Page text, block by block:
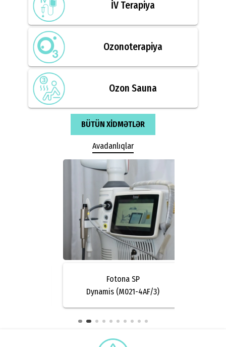
İV Terapiya
Ozonoterapiya
Ozon Sauna
BÜTÜN XIDMƏTLƏR
Avadanlıqlar
Fotona SP
Dynamis (M021-4AF/3)